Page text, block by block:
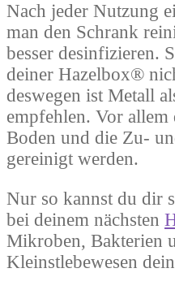
Nach jeder Nutzung
man den Schrank
besser desinfizieren.
deiner Hazelbox®
deswegen ist Metall
empfehlen. Vor allem
Boden und die Zu-
gereinigt werden.
Nur so kannst du dir
bei deinem nächsten
Mikroben, Bakterien
Kleinstlebewesen